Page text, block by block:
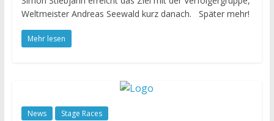
Weltmeister Andreas Seewald kurz danach. Später mehr!
Mehr lesen
News Stage Races